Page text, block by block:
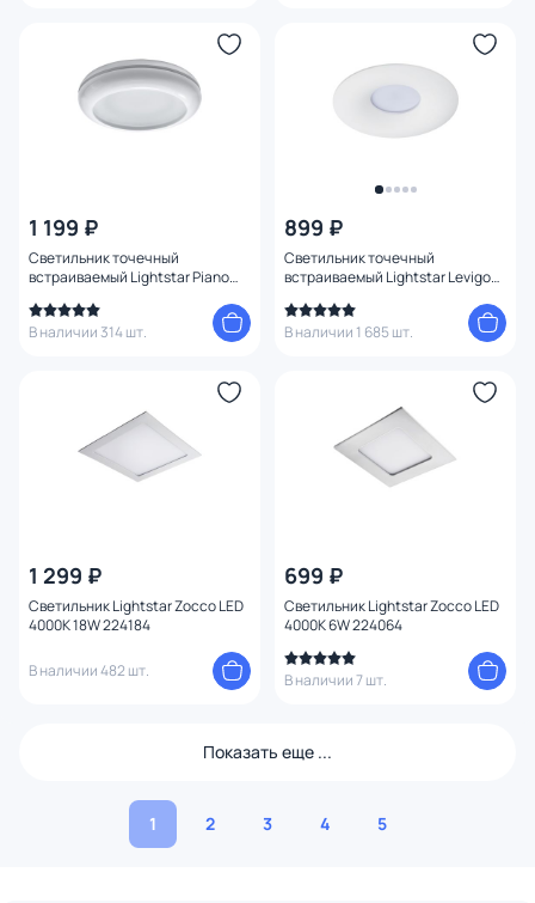
1 199 ₽
Светильник точечный
встраиваемый Lightstar Piano
В наличии 314 шт.
899 ₽
Светильник точечный
встраиваемый Lightstar Levigo
В наличии 1 685 шт.
1 299 ₽
Светильник Lightstar Zocco LED
4000K 18W 224184
В наличии 482 шт.
699 ₽
Светильник Lightstar Zocco LED
4000K 6W 224064
В наличии 7 шт.
Показать еще ...
1 2 3 4 5